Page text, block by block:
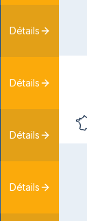
Détails
Détails
Détails
Détails